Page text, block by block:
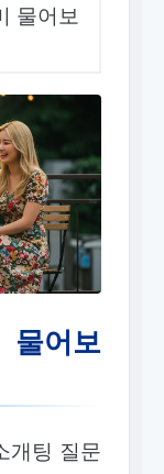
물어보
물어보
개팅 질문